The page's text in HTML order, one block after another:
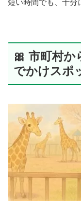
短い時間でも、十分
🎀 市町村か
でかけスポ